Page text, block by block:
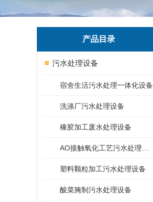
产品目录
污水处理设备
宿舍生活污水处理一体化设备
洗涤厂污水处理设备
橡胶加工废水处理设备
塑料颗粒加工污水处理设备
酸菜腌制污水处理设备